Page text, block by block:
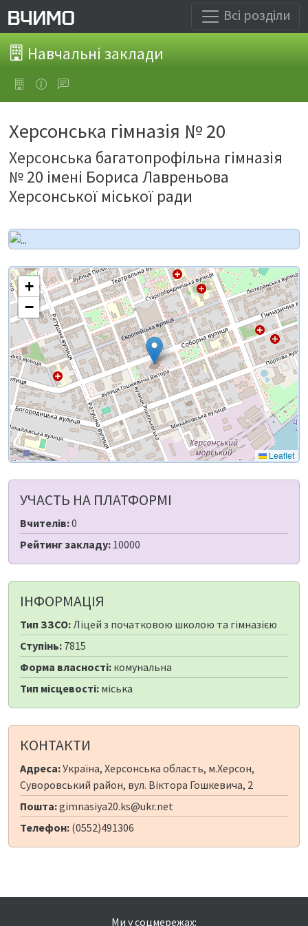
Всі розділи
Навчальні заклади
Херсонська гімназія № 20
Херсонська багатопрофільна гімназія
№ 20 імені Бориса Лавреньова
Херсонської міської ради
+
−
Leaflet
УЧАСТЬ НА ПЛАТФОРМІ
Вчителів:0
Рейтинг закладу: 10000
ІНФОРМАЦІЯ
Тип ЗЗСО:Ліцей з початковою школою та гімназією
Ступінь: 7815
Форма власності: комунальна
Тип місцевості: міська
КОНТАКТИ
Адреса:Україна, Херсонська область, м.Херсон,
Суворовський район, вул. Віктора Гошкевича, 2
Пошта:gimnasiya20.ks@ukr.net
Телефон: (0552)491306
Ми у соцмережах: